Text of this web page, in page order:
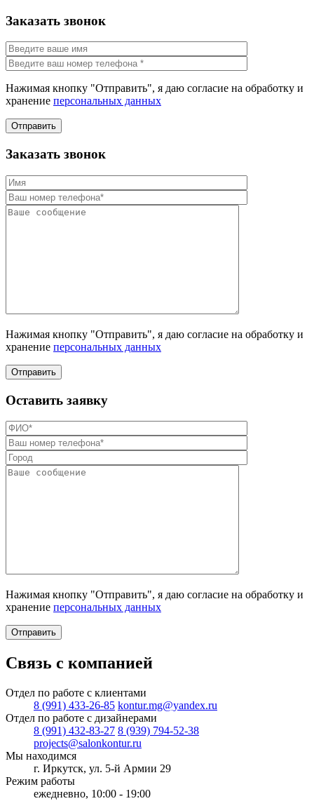
Заказать звонок
Нажимая кнопку "Отправить", я даю согласие на обработку и
хранение персональных данных
Отправить
Заказать звонок
Нажимая кнопку "Отправить", я даю согласие на обработку и
хранение персональных данных
Отправить
Оставить заявку
Нажимая кнопку "Отправить", я даю согласие на обработку и
хранение персональных данных
Отправить
Связь с компанией
Отдел по работе с клиентами
8 (991) 433-26-85 kontur.mg@yandex.ru
Отдел по работе с дизайнерами
8 (991) 432-83-27 8 (939) 794-52-38
projects@salonkontur.ru
Мы находимся
г. Иркутск, ул. 5-й Армии 29
Режим работы
ежедневно, 10:00 - 19:00